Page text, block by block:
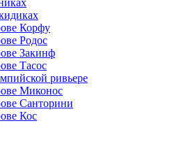
Корфу
Родос
Закинф
Тасос
ривьере
Миконос
Санторини
Кос